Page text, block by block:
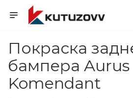
Покраска
бампера Aurus
Komendant